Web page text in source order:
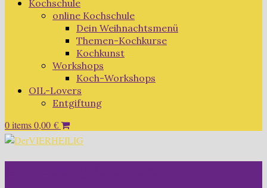
Kochschule
online Kochschule
Dein Weihnachtsmenü
Themen-Kochkurse
Kochkunst
Workshops
Koch-Workshops
OIL-Lovers
Entgiftung
0 items0,00 €